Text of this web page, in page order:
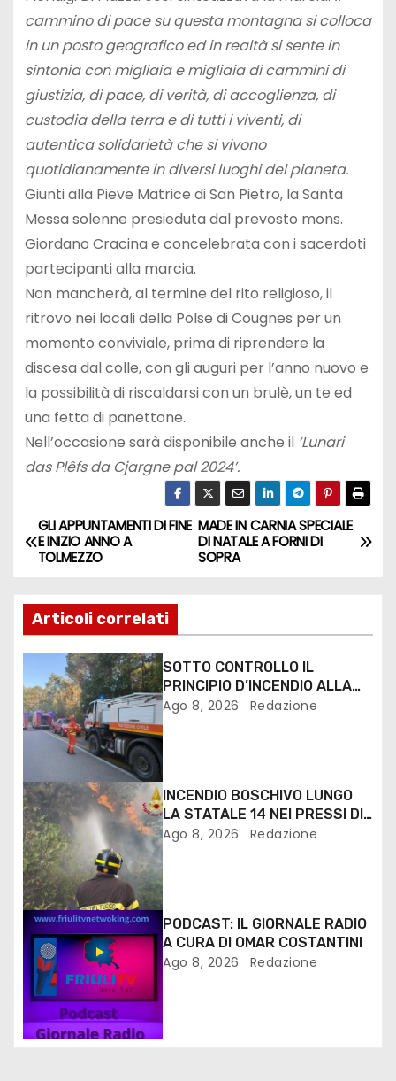
cammino di pace su questa montagna si colloca
in un posto geografico ed in realtà si sente in
sintonia con migliaia e migliaia di cammini di
giustizia, di pace, di verità, di accoglienza, di
custodia della terra e di tutti i viventi, di
autentica solidarietà che si vivono
quotidianamente in diversi luoghi del pianeta.
Giunti alla Pieve Matrice di San Pietro, la Santa
Messa solenne presieduta dal prevosto mons.
Giordano Cracina e concelebrata con i sacerdoti
partecipanti alla marcia.
Non mancherà, al termine del rito religioso, il
ritrovo nei locali della Polse di Cougnes per un
momento conviviale, prima di riprendere la
discesa dal colle, con gli auguri per l’anno nuovo e
la possibilità di riscaldarsi con un brulè, un te ed
una fetta di panettone.
Nell’occasione sarà disponibile anche il ‘Lunari
das Plêfs da Cjargne pal 2024’.
MADE IN CARNIA SPECIALE
DI NATALE A FORNI DI
SOPRA
GLI APPUNTAMENTI DI FINE
E INIZIO ANNO A
TOLMEZZO
Articoli correlati
SOTTO CONTROLLO IL
PRINCIPIO D’INCENDIO ALLA
PINETA DI LIGNANO
Ago 8, 2026 Redazione
INCENDIO BOSCHIVO LUNGO
LA STATALE 14 NEI PRESSI DI
MONFALCONE
Ago 8, 2026 Redazione
PODCAST: IL GIORNALE RADIO
A CURA DI OMAR COSTANTINI
Ago 8, 2026 Redazione